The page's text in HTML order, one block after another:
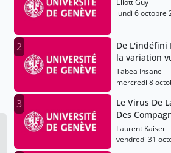
Eliott Guy
lundi 6 octobre
2
De L'indéfini
la variation
cartes
Tabea Ihsane
mercredi 8
3
Le Virus De
Des
Laurent Kaiser
vendredi 31